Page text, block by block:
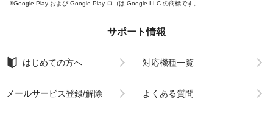
Google Play および Google Play ロゴは Google LLC の商標です。
サポート情報
はじめての方へ 対応機種一覧
メールサービス登録/解除 よくある質問